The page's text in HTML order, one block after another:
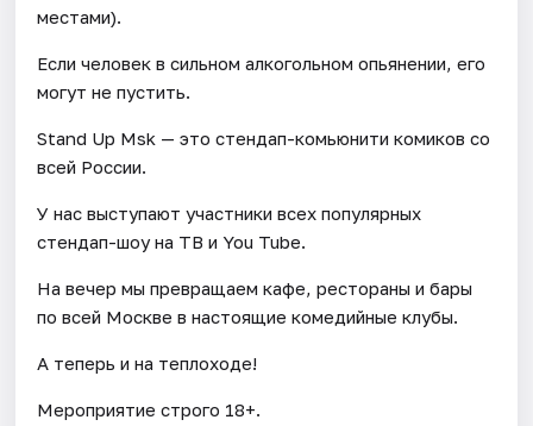
местами).
Если человек в сильном алкогольном опьянении, его
могут не пустить.
Stand Up Msk — это стендап-комьюнити комиков со
всей России.
У нас выступают участники всех популярных
стендап-шоу на ТВ и You Tube.
На вечер мы превращаем кафе, рестораны и бары
по всей Москве в настоящие комедийные клубы.
А теперь и на теплоходе!
Мероприятие строго 18+.